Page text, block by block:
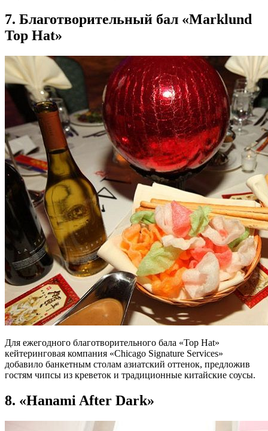
7. Благотворительный бал «Marklund
Top Hat»
Для ежегодного благотворительного бала «Top Hat»
кейтеринговая компания «Chicago Signature Services»
добавило банкетным столам азиатский оттенок, предложив
гостям чипсы из креветок и традиционные китайские соусы.
8. «Hanami After Dark»